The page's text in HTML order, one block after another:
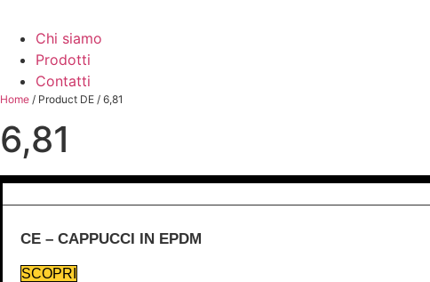
Chi siamo
Prodotti
Contatti
Home / Product DE / 6,81
6,81
CE – CAPPUCCI IN EPDM
SCOPRI